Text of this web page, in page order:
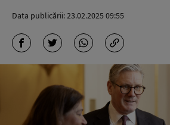
Data publicării:23.02.2025 09:55